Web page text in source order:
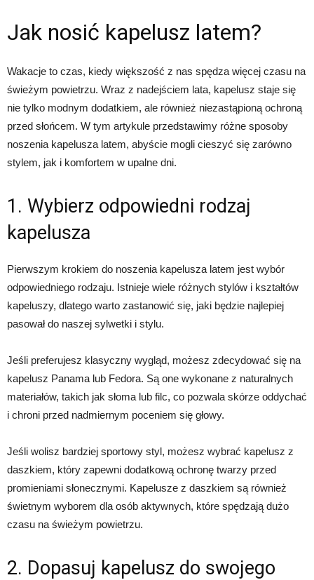
Jak nosić kapelusz latem?
Wakacje to czas, kiedy większość z nas spędza więcej czasu na
świeżym powietrzu. Wraz z nadejściem lata, kapelusz staje się
nie tylko modnym dodatkiem, ale również niezastąpioną ochroną
przed słońcem. W tym artykule przedstawimy różne sposoby
noszenia kapelusza latem, abyście mogli cieszyć się zarówno
stylem, jak i komfortem w upalne dni.
1. Wybierz odpowiedni rodzaj
kapelusza
Pierwszym krokiem do noszenia kapelusza latem jest wybór
odpowiedniego rodzaju. Istnieje wiele różnych stylów i kształtów
kapeluszy, dlatego warto zastanowić się, jaki będzie najlepiej
pasował do naszej sylwetki i stylu.
Jeśli preferujesz klasyczny wygląd, możesz zdecydować się na
kapelusz Panama lub Fedora. Są one wykonane z naturalnych
materiałów, takich jak słoma lub filc, co pozwala skórze oddychać
i chroni przed nadmiernym poceniem się głowy.
Jeśli wolisz bardziej sportowy styl, możesz wybrać kapelusz z
daszkiem, który zapewni dodatkową ochronę twarzy przed
promieniami słonecznymi. Kapelusze z daszkiem są również
świetnym wyborem dla osób aktywnych, które spędzają dużo
czasu na świeżym powietrzu.
2. Dopasuj kapelusz do swojego